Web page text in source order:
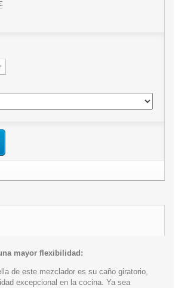
mayor flexibilidad:
de este mezclador es su caño giratorio,
excepcional en la cocina. Ya sea